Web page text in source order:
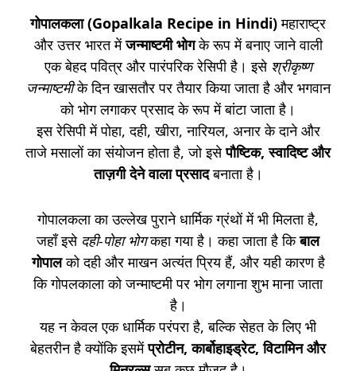
गोपालकला (Gopalkala Recipe in Hindi)महाराष्ट्र
और उत्तर भारत मेंजन्माष्टमी भोगके रूप में बनाए जाने वाली
एक बेहद पवित्र और पारंपरिक रेसिपी है। इसे श्रीकृष्ण
जन्माष्टमीके दिन खासतौर पर तैयार किया जाता है और भगवान
को भोग लगाकर प्रसाद के रूप में बांटा जाता है।
इस रेसिपी में पोहा, दही, खीरा, नारियल, अनार के दाने और
ताजे मसालों का संयोजन होता है, जो इसेपौष्टिक, स्वादिष्ट और
ताज़गी देने वाला प्रसादबनाता है।
गोपालकला का उल्लेख पुराने धार्मिक ग्रंथों में भी मिलता है,
जहाँ इसे दही-पोहा भोगकहा गया है। कहा जाता है किबाल
गोपालको दही और माखन अत्यंत प्रिय हैं, और यही कारण है
कि गोपलकाला को जन्माष्टमी पर भोग लगाना शुभ माना जाता
है।
यह न केवल एक धार्मिक परंपरा है, बल्कि सेहत के लिए भी
बेहतरीन है क्योंकि इसमेंप्रोटीन, कार्बोहाइड्रेट, विटामिन और